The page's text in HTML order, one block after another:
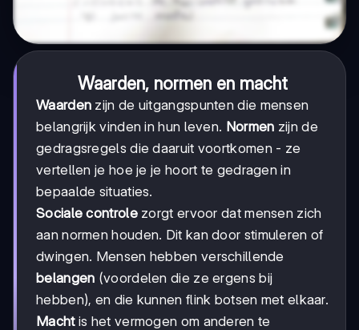
Waarden, normen en macht
Waarden zijn de uitgangspunten die mensen
belangrijk vinden in hun leven. Normen zijn de
gedragsregels die daaruit voortkomen - ze
vertellen je hoe je je hoort te gedragen in
bepaalde situaties.
Sociale controlezorgt ervoor dat mensen zich
aan normen houden. Dit kan door stimuleren of
dwingen. Mensen hebben verschillende
belangen (voordelen die ze ergens bij
hebben), en die kunnen flink botsen met elkaar.
Machtis het vermogen om anderen te